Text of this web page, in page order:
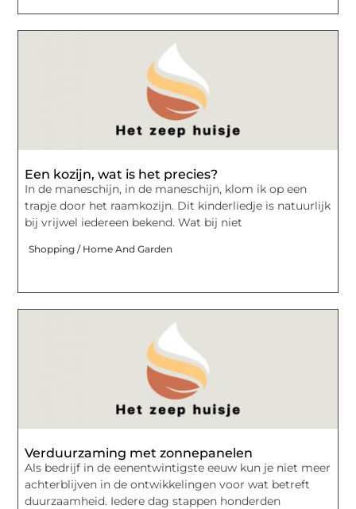
Een kozijn, wat is het precies?
In de maneschijn, in de maneschijn, klom ik op een
trapje door het raamkozijn. Dit kinderliedje is natuurlijk
bij vrijwel iedereen bekend. Wat bij niet
Shopping / Home And Garden
Verduurzaming met zonnepanelen
Als bedrijf in de eenentwintigste eeuw kun je niet meer
achterblijven in de ontwikkelingen voor wat betreft
duurzaamheid. Iedere dag stappen honderden